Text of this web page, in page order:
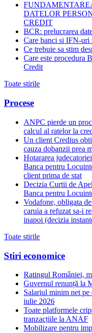
DATELOR
CREDIT
BCR: prelucrarea
Care banci si IFN-uri
Ce trebuie sa stim
Care este procedura
Credit
Toate stirile
Procese
ANPC pierde un
calcul al ratelor la
Un client Credius
cauza dobanzii prea
Hotararea
Banca pentru
client prima de stat
Decizia Curtii de
Banca pentru
Vodafone, obligata
caruia a refuzat sa-i
inapoi (decizia
Toate stirile
Stiri economice
Ratingul României,
Guvernul renunță la
Salariul minim net pe
iulie 2026
Toate platformele
tranzacțiile la ANAF
Mobilizare pentru